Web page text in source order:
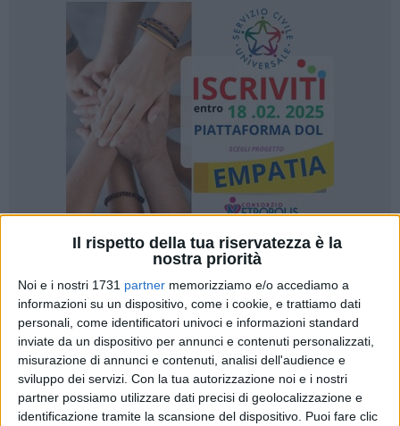
Il rispetto della tua riservatezza è la
nostra priorità
Noi e i nostri 1731 partner memorizziamo e/o accediamo a
informazioni su un dispositivo, come i cookie, e trattiamo dati
personali, come identificatori univoci e informazioni standard
inviate da un dispositivo per annunci e contenuti personalizzati,
misurazione di annunci e contenuti, analisi dell'audience e
sviluppo dei servizi. Con la tua autorizzazione noi e i nostri
partner possiamo utilizzare dati precisi di geolocalizzazione e
identificazione tramite la scansione del dispositivo. Puoi fare clic
GIANLUCA BATTISTA
Ha ceduto un'altra spalliera di un'altra panchina nella
rinnovatapiazza Stallone . È successo di nuovo dopo i fatti
di questa estate in cui si gridò al vandalismo.